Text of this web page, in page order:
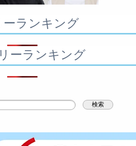
ーランキング
ーランキング
検索